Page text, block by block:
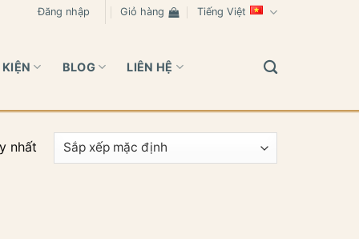
Đăng nhập Giỏ hàng Tiếng Việt
BLOG LIÊN HỆ
nhất